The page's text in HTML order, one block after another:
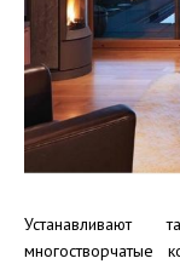
многостворчатые